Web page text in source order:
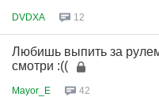
DVDXA 12
Любишь выпить за
смотри :((
Mayor_E 42